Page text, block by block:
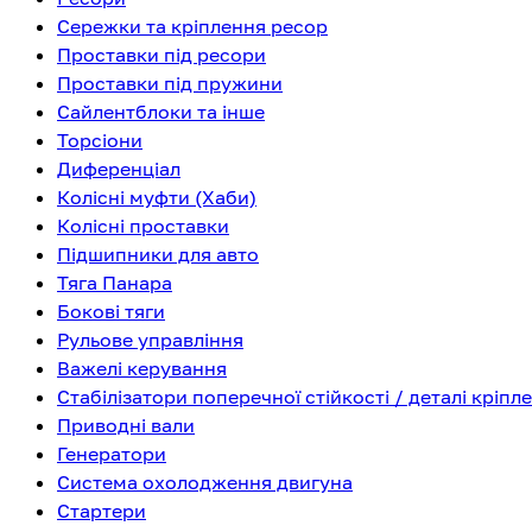
Сережки та кріплення ресор
Проставки під ресори
Проставки під пружини
Сайлентблоки та інше
Торсіони
Диференціал
Колісні муфти (Хаби)
Колісні проставки
Підшипники для авто
Тяга Панара
Бокові тяги
Рульове управління
Важелі керування
Стабілізатори поперечної стійкості / деталі
Приводні вали
Генератори
Система охолодження двигуна
Стартери